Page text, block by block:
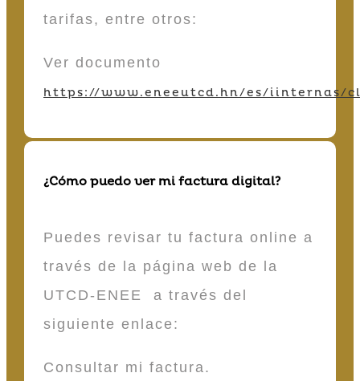
tarifas, entre otros:
Ver documento
https://www.eneeutcd.hn/es/iinternas/
¿Cómo puedo ver mi factura digital?
Puedes revisar tu factura online a
través de la página web de la
UTCD-ENEE a través del
siguiente enlace:
Consultar mi factura.